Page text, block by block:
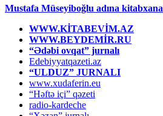
Mustafa Müseyiboğlu adına kitabxana
WWW.KİTABEVİM.AZ
WWW.BEYDEMİR.RU
“Ədəbi ovqat” jurnalı
Edebiyyatqazeti.az
“ULDUZ” JURNALI
www.xudaferin.eu
“Həftə içi” qəzeti
radio-kardeche